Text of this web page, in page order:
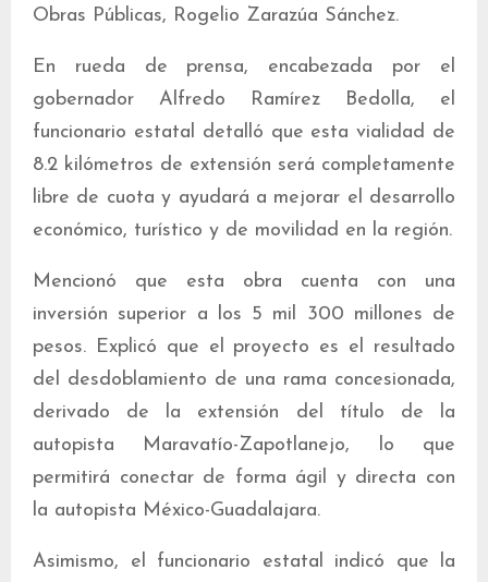
Obras Públicas, Rogelio Zarazúa Sánchez.
En rueda de prensa, encabezada por el
gobernador Alfredo Ramírez Bedolla, el
funcionario estatal detalló que esta vialidad de
8.2 kilómetros de extensión será completamente
libre de cuota y ayudará a mejorar el desarrollo
económico, turístico y de movilidad en la región.
Mencionó que esta obra cuenta con una
inversión superior a los 5 mil 300 millones de
pesos. Explicó que el proyecto es el resultado
del desdoblamiento de una rama concesionada,
derivado de la extensión del título de la
autopista Maravatío-Zapotlanejo, lo que
permitirá conectar de forma ágil y directa con
la autopista México-Guadalajara.
Asimismo, el funcionario estatal indicó que la